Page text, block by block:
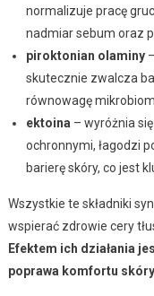
normalizuje pracę
nadmiar sebum oraz
piroktonian olaminy
skutecznie zwalcza
równowagę
ektoina – wyróżnia
ochronnymi, łagodzi
barierę skóry, co jest
Wszystkie te składniki
wspierać zdrowie cery
Efektem ich działania
poprawa komfortu